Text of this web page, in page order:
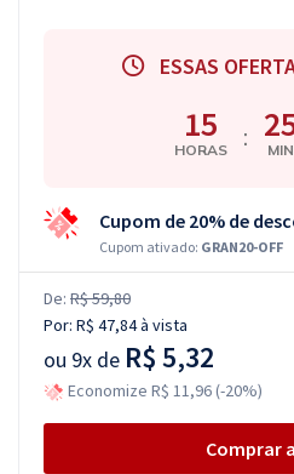
ESSAS
15
HORAS : MIN
Cupom de 20% de
Cupom ativado: GRAN20-OFF
De: R$ 59,80
Por: R$ 47,84à vista
ou 9x de R$ 5,32
Economize R$ 11,96 (-20%)
Comprar